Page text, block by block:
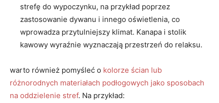
strefę do wypoczynku, na przykład poprzez
zastosowanie dywanu i innego oświetlenia, co‍
wprowadza przytulniejszy ⁢klimat. Kanapa i stolik‌
kawowy wyraźnie wyznaczają przestrzeń⁤ do relaksu.
warto również pomyśleć o kolorze ścian lub
różnorodnych materiałach podłogowych jako sposobach
na oddzielenie stref. Na przykład: